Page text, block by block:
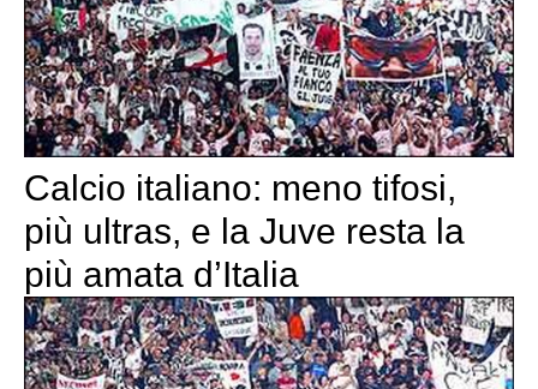
Calcio italiano: meno tifosi,
più ultras, e la Juve resta la
più amata d’Italia